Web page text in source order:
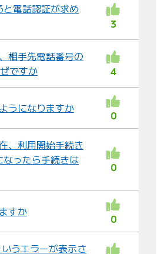
替
：
電話認証が求め
3
相手先電話番号の
ですか
4
うになりますか
0
、利用開始手続き
ったら手続きは
0
すか
0
うエラーが表示さ